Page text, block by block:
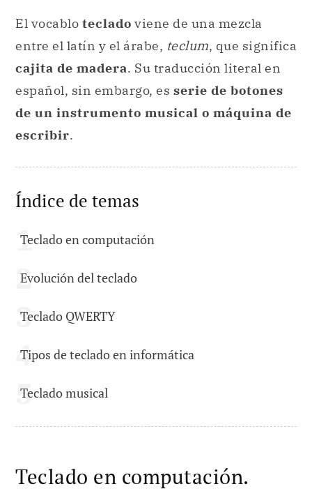
El vocablo teclado viene de una mezcla
entre el latín y el árabe, teclum, que significa
cajita de madera. Su traducción literal en
español, sin embargo, es serie de botones
de un instrumento musical o máquina de
escribir.
Índice de temas
Teclado en computación
Evolución del teclado
Teclado QWERTY
Tipos de teclado en informática
Teclado musical
Teclado en computación.